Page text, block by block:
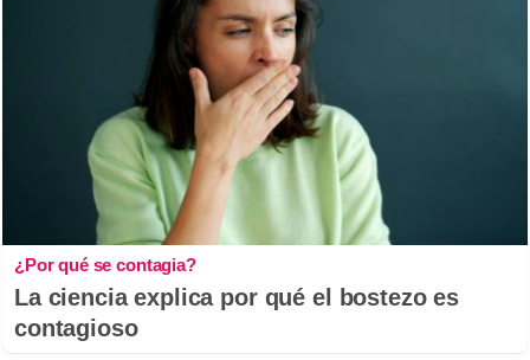
¿Por qué se contagia?
La ciencia explica por qué el bostezo es
contagioso